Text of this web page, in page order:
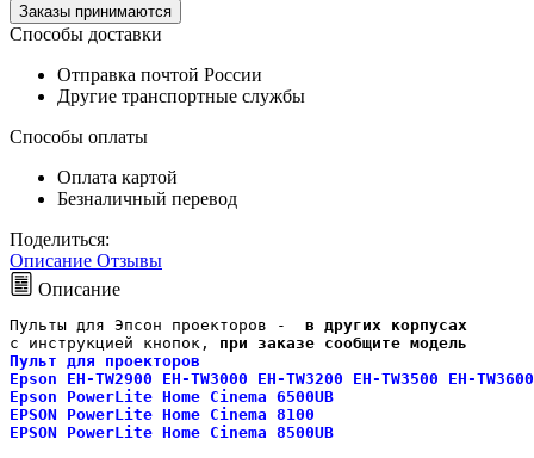
Заказы принимаются
Способы доставки
Отправка почтой России
Другие транспортные службы
Способы оплаты
Оплата картой
Безналичный перевод
Поделиться:
Описание Отзывы
Описание
Пульты для Эпсон проекторов -
в других корпусах
с инструкцией кнопок, при заказе сообщите модель
Пульт для проекторов
Epson EH-TW2900 EH-TW3000 EH-TW3200 EH-TW3500 EH-
Epson PowerLite Home Cinema 6500UB
EPSON PowerLite Home Cinema 8100
EPSON PowerLite Home Cinema 8500UB